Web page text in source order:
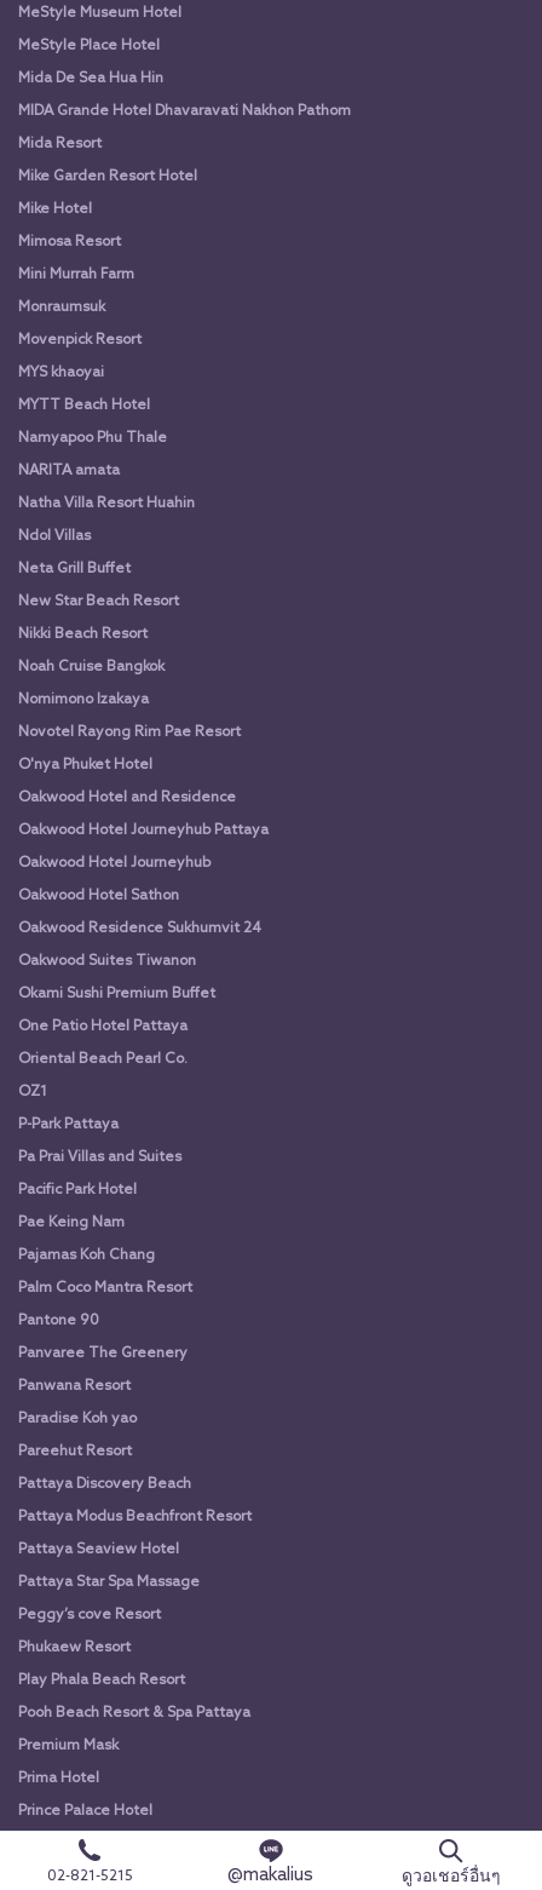
MeStyle Museum Hotel
MeStyle Place Hotel
Mida De Sea Hua Hin
MIDA Grande Hotel Dhavaravati Nakhon Pathom
Mida Resort
Mike Garden Resort Hotel
Mike Hotel
Mimosa Resort
Mini Murrah Farm
Monraumsuk
Movenpick Resort
MYS khaoyai
MYTT Beach Hotel
Namyapoo Phu Thale
NARITA amata
Natha Villa Resort Huahin
Ndol Villas
Neta Grill Buffet
New Star Beach Resort
Nikki Beach Resort
Noah Cruise Bangkok
Nomimono Izakaya
Novotel Rayong Rim Pae Resort
O'nya Phuket Hotel
Oakwood Hotel and Residence
Oakwood Hotel Journeyhub Pattaya
Oakwood Hotel Journeyhub
Oakwood Hotel Sathon
Oakwood Residence Sukhumvit 24
Oakwood Suites Tiwanon
Okami Sushi Premium Buffet
One Patio Hotel Pattaya
Oriental Beach Pearl Co.
OZ1
P-Park Pattaya
Pa Prai Villas and Suites
Pacific Park Hotel
Pae Keing Nam
Pajamas Koh Chang
Palm Coco Mantra Resort
Pantone 90
Panvaree The Greenery
Panwana Resort
Paradise Koh yao
Pareehut Resort
Pattaya Discovery Beach
Pattaya Modus Beachfront Resort
Pattaya Seaview Hotel
Pattaya Star Spa Massage
Peggy’s cove Resort
Phukaew Resort
Play Phala Beach Resort
Pooh Beach Resort & Spa Pattaya
Premium Mask
Prima Hotel
Prince Palace Hotel
Princess River Kwai Hotel
Pullman Khao Lak Resort
02-821-5215 @makalius ดูวอเชอร์อื่นๆ